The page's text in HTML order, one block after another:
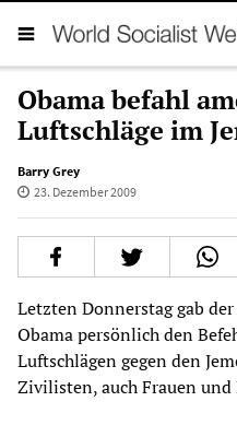
Obama befahl
Luftschläge im
Barry Grey
23. Dezember 2009
Letzten Donnerstag gab
Obama persönlich den
Luftschlägen gegen den
Zivilisten, auch Frauen und